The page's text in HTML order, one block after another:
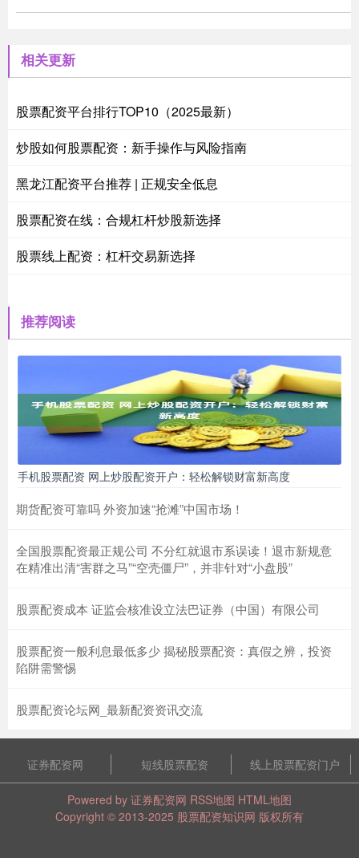
相关更新
股票配资平台排行TOP10（2025最新）
炒股如何股票配资：新手操作与风险指南
黑龙江配资平台推荐 | 正规安全低息
股票配资在线：合规杠杆炒股新选择
股票线上配资：杠杆交易新选择
推荐阅读
手机股票配资 网上炒股配资开户：轻松解锁财富新高度
期货配资可靠吗 外资加速“抢滩”中国市场！
全国股票配资最正规公司 不分红就退市系误读！退市新规意
在精准出清“害群之马”“空壳僵尸”，并非针对“小盘股”
股票配资成本 证监会核准设立法巴证券（中国）有限公司
股票配资一般利息最低多少 揭秘股票配资：真假之辨，投资
陷阱需警惕
股票配资论坛网_最新配资资讯交流
证券配资网 短线股票配资 线上股票配资门户
Powered by 证券配资网 RSS地图 HTML地图
Copyright © 2013-2025 股票配资知识网 版权所有